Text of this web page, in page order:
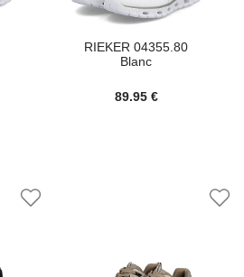
RIEKER 04355.80
Blanc
89.95 €